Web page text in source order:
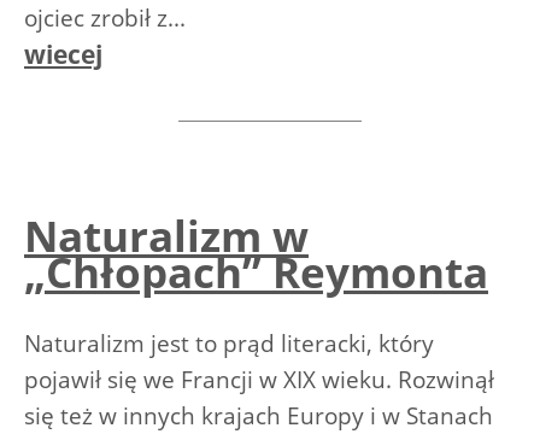
ojciec zrobił z...
wiecej
Naturalizm w
„Chłopach” Reymonta
Naturalizm jest to prąd literacki, który
pojawił się we Francji w XIX wieku. Rozwinął
się też w innych krajach Europy i w Stanach